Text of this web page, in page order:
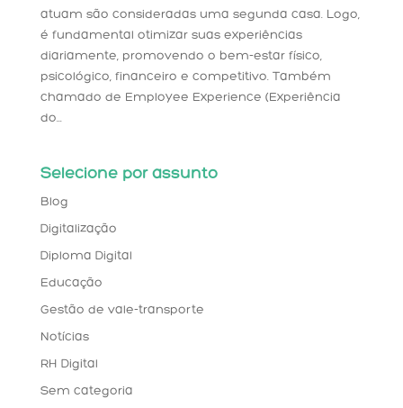
atuam são consideradas uma segunda casa. Logo,
é fundamental otimizar suas experiências
diariamente, promovendo o bem-estar físico,
psicológico, financeiro e competitivo. Também
chamado de Employee Experience (Experiência
do...
Selecione por assunto
Blog
Digitalização
Diploma Digital
Educação
Gestão de vale-transporte
Notícias
RH Digital
Sem categoria